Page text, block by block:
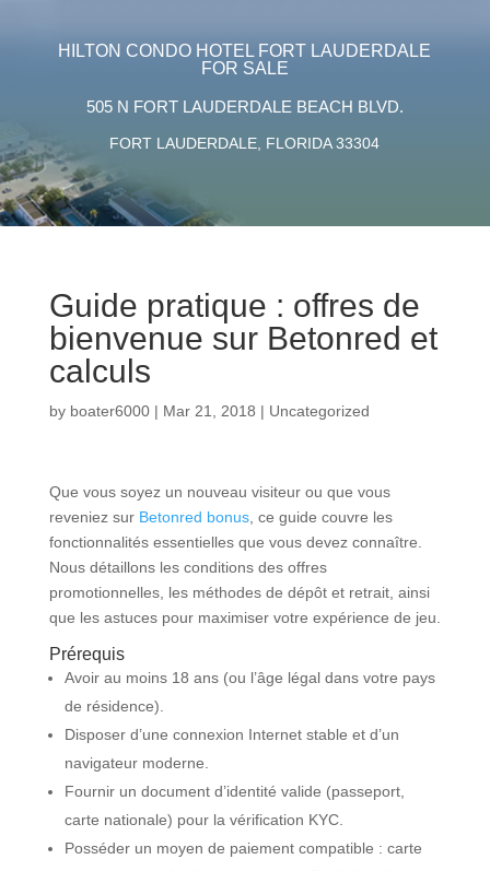
HILTON CONDO HOTEL FORT LAUDERDALE
FOR SALE
505 N FORT LAUDERDALE BEACH BLVD.
FORT LAUDERDALE, FLORIDA 33304
Guide pratique : offres de
bienvenue sur Betonred et
calculs
by boater6000| Mar 21, 2018 | Uncategorized
Que vous soyez un nouveau visiteur ou que vous
reveniez sur Betonred bonus, ce guide couvre les
fonctionnalités essentielles que vous devez connaître.
Nous détaillons les conditions des offres
promotionnelles, les méthodes de dépôt et retrait, ainsi
que les astuces pour maximiser votre expérience de jeu.
Prérequis
Avoir au moins 18 ans (ou l’âge légal dans votre pays
de résidence).
Disposer d’une connexion Internet stable et d’un
navigateur moderne.
Fournir un document d’identité valide (passeport,
carte nationale) pour la vérification KYC.
Posséder un moyen de paiement compatible : carte